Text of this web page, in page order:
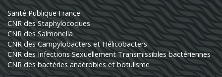
Santé Publique France
CNR des Staphylocoques
CNR des Salmonella
CNR des Campylobacters et Hélicobacters
CNR des Infections Sexuellement Transmissibles bactériennes
CNR des bactéries anaérobies et botulisme